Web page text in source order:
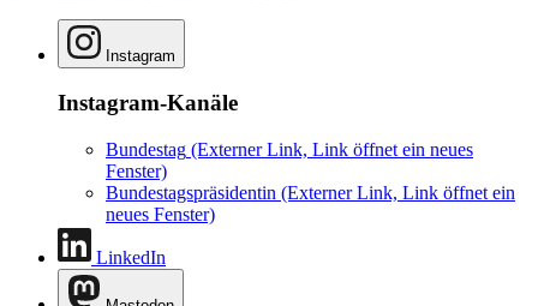
Instagram
Instagram-Kanäle
Bundestag (Externer Link, Link öffnet ein neues
Fenster)
Bundestagspräsidentin (Externer Link, Link öffnet ein
neues Fenster)
LinkedIn